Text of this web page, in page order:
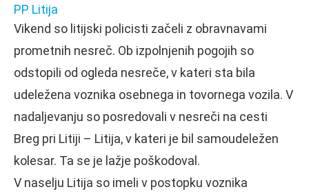
PP Litija
Vikend so litijski policisti začeli z obravnavami
prometnih nesreč. Ob izpolnjenih pogojih so
odstopili od ogleda nesreče, v kateri sta bila
udeležena voznika osebnega in tovornega vozila. V
nadaljevanju so posredovali v nesreči na cesti
Breg pri Litiji – Litija, v kateri je bil samoudeležen
kolesar. Ta se je lažje poškodoval.
V naselju Litija so imeli v postopku voznika